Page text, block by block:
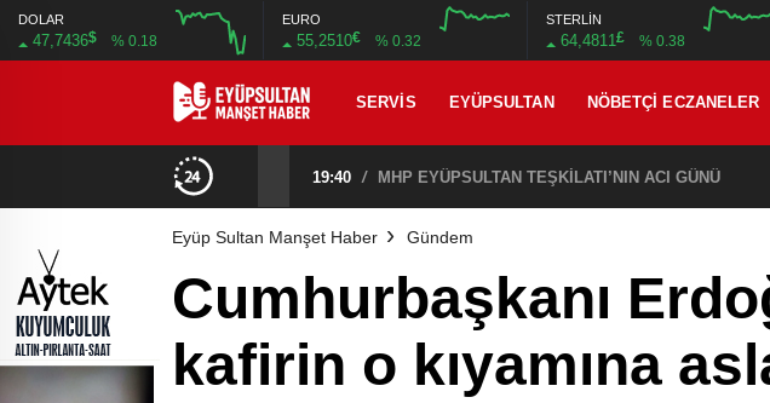
DOLAR
47,7436$ % 0.18
EURO
55,2510€ % 0.32
STERLİN
64,4811£ % 0.38
SERVIS EYÜPSULTAN NÖBETÇI ECZANELER
19:40 / MHP EYÜPSULTAN TEŞKİLATI’NIN ACI GÜNÜ
Eyüp Sultan Manşet Haber Gündem
Cumhurbaşkanı
kafirin o kıyamına